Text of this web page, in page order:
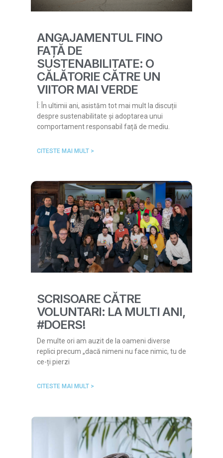
ANGAJAMENTUL FINO
FAȚĂ DE
SUSTENABILITATE: O
CĂLĂTORIE CĂTRE UN
VIITOR MAI VERDE
Î: În ultimii ani, asistăm tot mai mult la discuții
despre sustenabilitate și adoptarea unui
comportament responsabil față de mediu.
CITESTE MAI MULT >
SCRISOARE CĂTRE
VOLUNTARI: LA MULTI ANI,
#DOERS!
De multe ori am auzit de la oameni diverse
replici precum „dacă nimeni nu face nimic, tu de
ce-ți pierzi
CITESTE MAI MULT >